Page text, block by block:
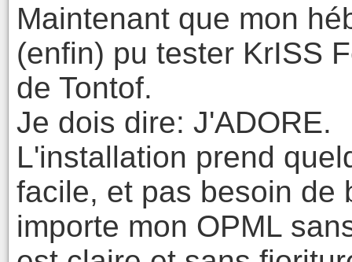
Maintenant que mon
(enfin) pu tester KrISS
de Tontof.
Je dois dire: J'ADORE.
L'installation prend
facile, et pas besoin de
importe mon OPML